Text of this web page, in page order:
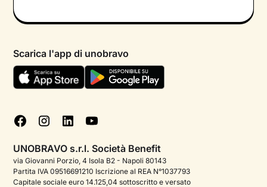
Psicologo in chat
Aiuto urgente
FAQ
Podcast di psicologia
Corporate
Termini e condizioni
Informativa Privacy
Cookie policy
Gestisci cookie
Scarica l'app di unobravo
UNOBRAVO s.r.l. Società Benefit
via Giovanni Porzio, 4 Isola B2 - Napoli 80143
Partita IVA 09516691210 Iscrizione al REA N°1037793
Capitale sociale euro 14.125,04 sottoscritto e versato